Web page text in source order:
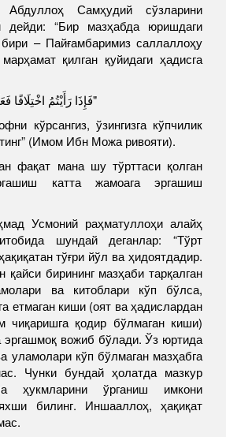
Самҳудий сўзларини
дейди: “Бир мазҳабда юришдаги
– Пайғамбаримиз саллаллоҳу
қилган қуйидаги ҳадисга
"فَإِذَا رَأَيْتُمُ اخْتِلَافًا فَعَلَيْكُمْ بِالسَّوَادِ الْأَعْظَمِ"
кўрсангиз, ўзингизга кўпчилик
(Имом Ибн Можа ривояти).
фақат мана шу тўрттаси қолган
катта жамоага эргашиш
Усмоний раҳматуллоҳи алайҳ
шундай деганлар: “Тўрт
тўғри йўл ва ҳидоятдадир.
бирининг мазҳаби тарқалган
ва китоблари кўп бўлса,
етмаган киши (оят ва ҳадислардан
чиқаришга қодир бўлмаган киши)
эргашмоқ вожиб бўлади. Ўз юртида
уламолари кўп бўлмаган мазҳабга
Чунки бундай ҳолатда мазкур
ҳукмларини ўрганиш имкони
билинг. Иншааллоҳ, ҳақиқат